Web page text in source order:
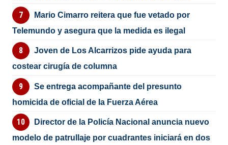
Mario Cimarro reitera que fue vetado por
Telemundo y asegura que la medida es ilegal
Joven de Los Alcarrizos pide ayuda para
costear cirugía de columna
Se entrega acompañante del presunto
homicida de oficial de la Fuerza Aérea
Director de la Policía Nacional anuncia nuevo
modelo de patrullaje por cuadrantes iniciará en dos